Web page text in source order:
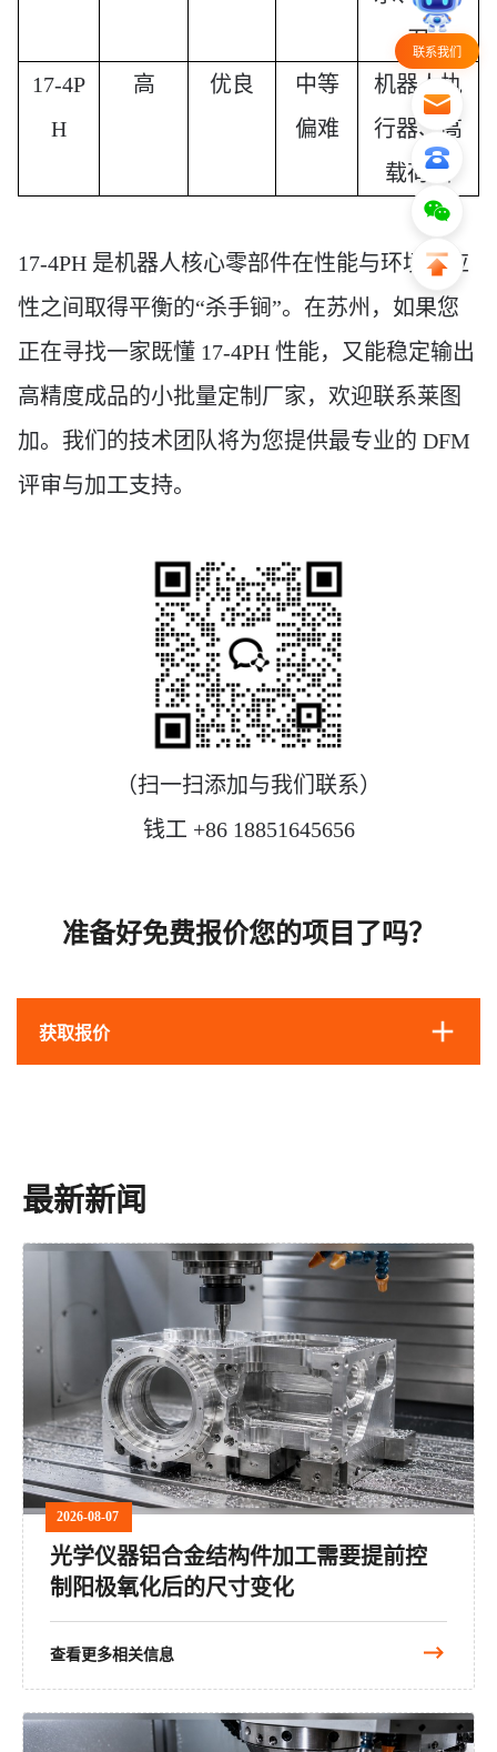
刀
17-4P
H
高 优良
中等
偏难
机器人执
行器、高
载荷轴
17-4PH 是机器人核心零部件在性能与环境适应
性之间取得平衡的“杀手锏”。在苏州，如果您
正在寻找一家既懂 17-4PH 性能，又能稳定输出
高精度成品的小批量定制厂家，欢迎联系莱图
加。我们的技术团队将为您提供最专业的 DFM
评审与加工支持。
（扫一扫添加与我们联系）
钱工 +86 18851645656
准备好免费报价您的项目了吗？
获取报价
最新新闻
2026-08-07
光学仪器铝合金结构件加工需要提前控
制阳极氧化后的尺寸变化
查看更多相关信息
联系我们